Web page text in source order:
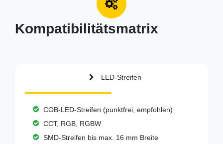
Kompatibilitätsmatrix
LED-Streifen
COB-LED-Streifen (punktfrei, empfohlen)
CCT, RGB, RGBW
SMD-Streifen bis max. 16 mm Breite